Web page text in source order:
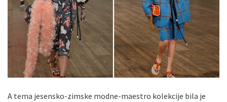
A tema jesensko-zimske modne-maestro kolekcije bila je